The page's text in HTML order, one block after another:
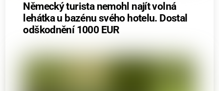
Německý turista nemohl najít volná
lehátka u bazénu svého hotelu. Dostal
odškodnění 1000 EUR